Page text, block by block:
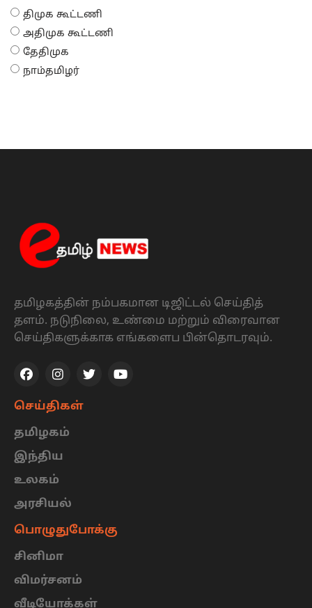
திமுக கூட்டணி
அதிமுக கூட்டணி
தேதிமுக
நாம்தமிழர்
தமிழகத்தின் நம்பகமான டிஜிட்டல் செய்தித்
தளம். நடுநிலை, உண்மை மற்றும் விரைவான
செய்திகளுக்காக எங்களைப பின்தொடரவும்.
செய்திகள்
தமிழகம்
இந்திய
உலகம்
அரசியல்
பொழுதுபோக்கு
சினிமா
விமர்சனம்
வீடியோக்கள்